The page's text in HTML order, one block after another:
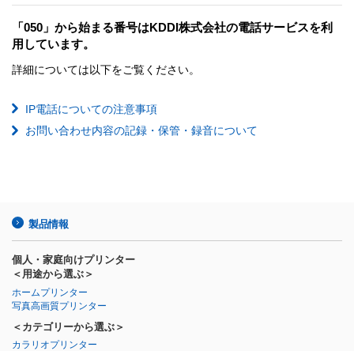
「050」から始まる番号はKDDI株式会社の電話サービスを利
用しています。
詳細については以下をご覧ください。
IP電話についての注意事項
お問い合わせ内容の記録・保管・録音について
製品情報
個人・家庭向けプリンター
＜用途から選ぶ＞
ホームプリンター
写真高画質プリンター
＜カテゴリーから選ぶ＞
カラリオプリンター